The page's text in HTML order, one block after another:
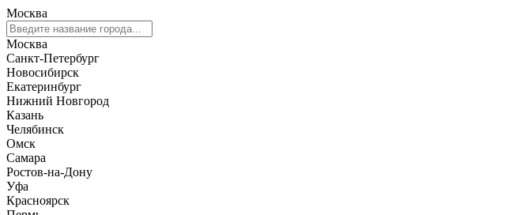
Москва
Москва
Санкт-Петербург
Новосибирск
Екатеринбург
Нижний Новгород
Казань
Челябинск
Омск
Самара
Ростов-на-Дону
Уфа
Красноярск